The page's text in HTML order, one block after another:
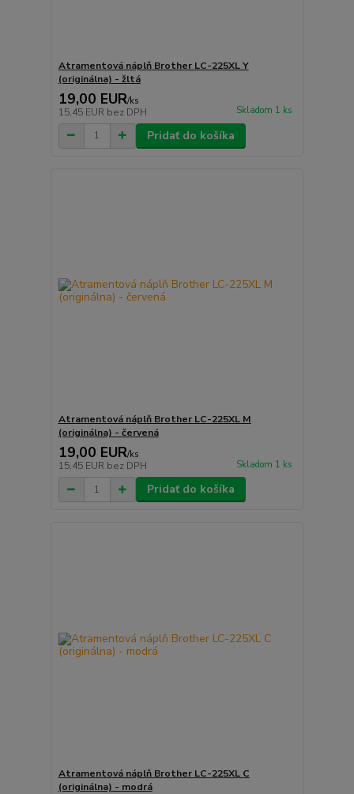
Atramentová náplň Brother LC-225XL Y
(originálna) - žltá
19,00 EUR/ks
15,45 EUR bez DPH Skladom 1 ks
Pridať do košíka
Atramentová náplň Brother LC-225XL M
(originálna) - červená
19,00 EUR/ks
15,45 EUR bez DPH Skladom 1 ks
Pridať do košíka
Atramentová náplň Brother LC-225XL C
(originálna) - modrá